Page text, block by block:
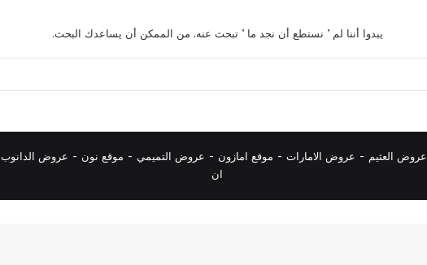
يبدوا أننا لم ’ نستطع أن نجد ما ’ تبحث عنه. من الممكن أن يساعدك البحث.
عروض العثيم - عروض الامارات - موقع امازون - عروض التميمي - موقع نون - عروض الدانوب
ان